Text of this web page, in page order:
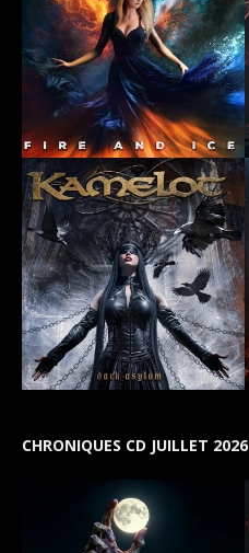
CHRONIQUES CD JUILLET 2026